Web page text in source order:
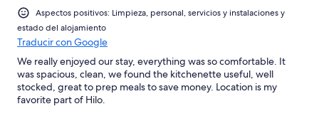
Aspectos positivos: Limpieza, personal, servicios y instalaciones y
estado del alojamiento
Traducir con Google
We really enjoyed our stay, everything was so comfortable. It
was spacious, clean, we found the kitchenette useful, well
stocked, great to prep meals to save money. Location is my
favorite part of Hilo.